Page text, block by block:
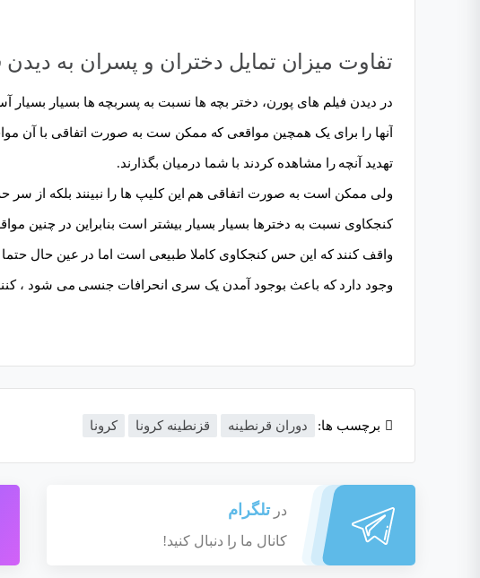
تفاوت میزان تمایل دختران و پسران به دیدن
در دیدن فیلم های پورن، دختر بچه ها نسبت به پسربچه ها بسیار بسیار
آنها را برای یک همچین مواقعی که ممکن ست به صورت اتفاقی با آن
تهدید آنچه را مشاهده کردند با شما درمیان بگذارند.
ولی ممکن است به صورت اتفاقی هم این کلیپ ها را نبینند بلکه از سر
کنجکاوی نسبت به دخترها بسیار بسیار بیشتر است بنابراین در چنین
واقف کنند که این حس کنجکاوی کاملا طبیعی است اما در عین حال حتما
وجود دارد که باعث بوجود آمدن یک سری انحرافات جنسی می شود ، کنند
برچسب ها: دوران قرنطینه قزنطینه کرونا کرونا
در تلگرام
کانال ما را دنبال کنید!